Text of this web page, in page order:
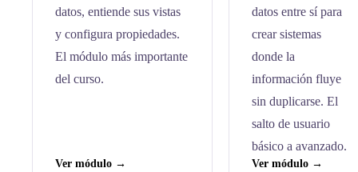
datos, entiende sus vistas
y configura propiedades.
El módulo más importante
del curso.
Ver módulo →
datos entre sí para
crear sistemas
donde la
información fluye
sin duplicarse. El
salto de usuario
básico a avanzado.
Ver módulo →